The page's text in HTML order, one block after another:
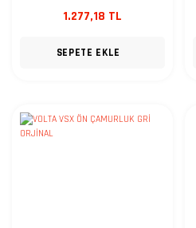
1.277,18 TL
SEPETE EKLE